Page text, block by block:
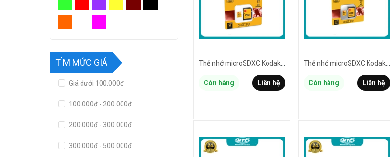
Thẻ nhớ microSDXC Kodak 128GB EKMSDM128GHC10K UHS-I U1 V10 hỗ trợ ghi hình FullHD - kèm adapter SD (vàng)
Còn hàng Liên hệ
Thẻ nhớ microSDXC Kodak 64GB EKMSDM64GHC10K UHS-I U1 V10 hỗ trợ ghi hình FullHD - kèm adapter SD (vàng)
Còn hàng Liên hệ
TÌM MỨC GIÁ
Giá dưới 100.000đ
100.000đ - 200.000đ
200.000đ - 300.000đ
300.000đ - 500.000đ